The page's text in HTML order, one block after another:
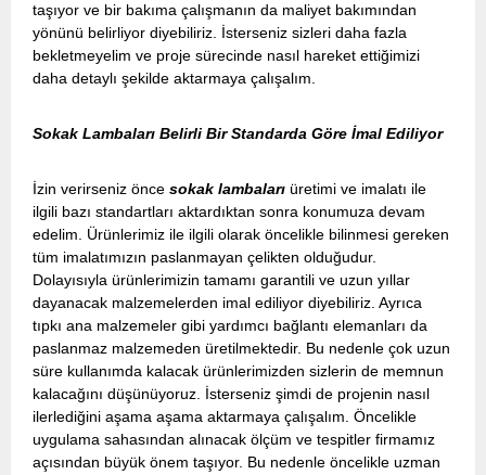
taşıyor ve bir bakıma çalışmanın da maliyet bakımından
yönünü belirliyor diyebiliriz. İsterseniz sizleri daha fazla
bekletmeyelim ve proje sürecinde nasıl hareket ettiğimizi
daha detaylı şekilde aktarmaya çalışalım.
Sokak Lambaları Belirli Bir Standarda Göre İmal Ediliyor
İzin verirseniz önce sokak lambaları üretimi ve imalatı ile
ilgili bazı standartları aktardıktan sonra konumuza devam
edelim. Ürünlerimiz ile ilgili olarak öncelikle bilinmesi gereken
tüm imalatımızın paslanmayan çelikten olduğudur.
Dolayısıyla ürünlerimizin tamamı garantili ve uzun yıllar
dayanacak malzemelerden imal ediliyor diyebiliriz. Ayrıca
tıpkı ana malzemeler gibi yardımcı bağlantı elemanları da
paslanmaz malzemeden üretilmektedir. Bu nedenle çok uzun
süre kullanımda kalacak ürünlerimizden sizlerin de memnun
kalacağını düşünüyoruz. İsterseniz şimdi de projenin nasıl
ilerlediğini aşama aşama aktarmaya çalışalım. Öncelikle
uygulama sahasından alınacak ölçüm ve tespitler firmamız
açısından büyük önem taşıyor. Bu nedenle öncelikle uzman